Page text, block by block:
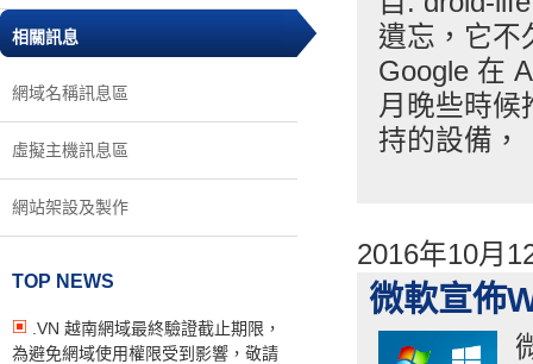
相關訊息
網域名稱訊息區
虛擬主機訊息區
網站架設及製作
TOP NEWS
.VN 越南網域最終驗證截止期限，
為避免網域使用權限受到影響，敬請
遺忘，它不
Google 在
月晚些時候
持的設備，
2016年10月
微軟宣佈